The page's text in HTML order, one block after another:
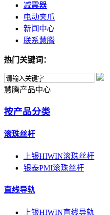
减震器
电动夹爪
新闻中心
联系慧腾
热门关键词：
慧腾产品中心
按产品分类
滚珠丝杆
上银HIWIN滚珠丝杆
银泰PMI滚珠丝杆
直线导轨
上银HIWIN直线导轨